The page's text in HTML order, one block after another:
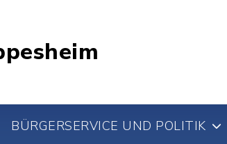
BÜRGERSERVICE UND POLITIK